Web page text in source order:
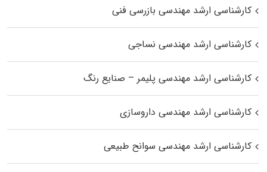
کارشناسی ارشد مهندسی بازرسی فنی
کارشناسی ارشد مهندسی نساجی
کارشناسی ارشد مهندسی پلیمر – صنایع رنگ
کارشناسی ارشد مهندسی داروسازی
کارشناسی ارشد مهندسی سوانح طبیعی